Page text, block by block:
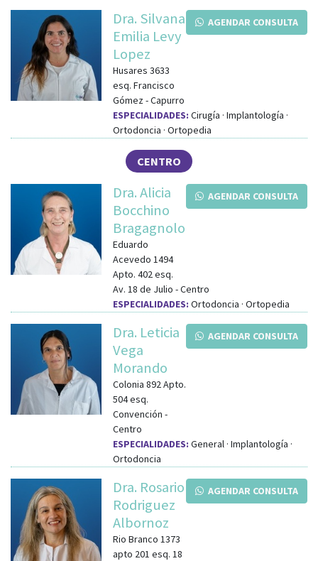
AGENDAR CONSULTA
Dra. Silvana
Emilia Levy
Lopez
Husares 3633
esq. Francisco
Gómez-Capurro
ESPECIALIDADES: Cirugía · Implantología ·
Ortodoncia · Ortopedia
CENTRO
AGENDAR CONSULTA
Dra. Alicia
Bocchino
Bragagnolo
Eduardo
Acevedo 1494
Apto. 402esq.
Av. 18 de Julio -Centro
ESPECIALIDADES: Ortodoncia · Ortopedia
AGENDAR CONSULTA
Dra. Leticia
Vega
Morando
Colonia 892 Apto.
504esq.
Convención -
Centro
ESPECIALIDADES: General · Implantología ·
Ortodoncia
AGENDAR CONSULTA
Dra. Rosario
Rodriguez
Albornoz
Rio Branco 1373
apto 201 esq. 18